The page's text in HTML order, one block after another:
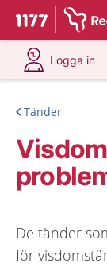
Till startsidan
Du har
Logga in
på
Tänder
De tänder
för